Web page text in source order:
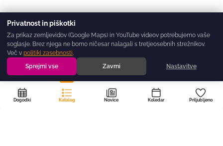
Dogodki Katalog Novice Koledar Priljubljeno
Privatnost in piškotki
Za prikaz zemljevidov (Google Maps) in YouTube videov potrebujemo vaše
soglasje. Brez njega ne bomo ničesar nalagali s tretjeosebnih strežnikov.
Več v politiki zasebnosti.
Sprejmi vse
Zavrni Nastavitve